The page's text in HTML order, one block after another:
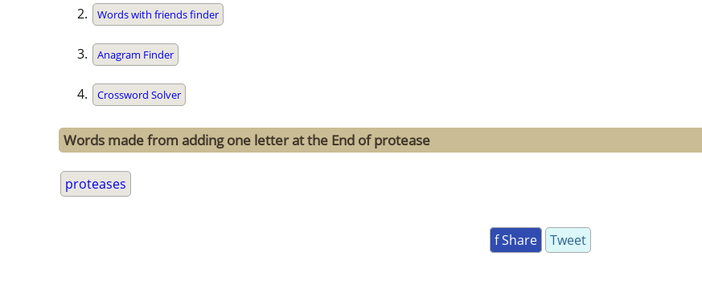
Words with friends finder
Anagram Finder
Crossword Solver
Words made from adding one letter at the End of protease
proteases
f Share Tweet